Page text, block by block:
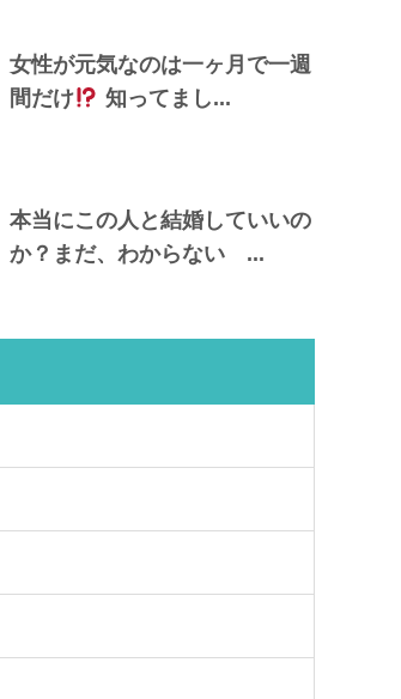
女性が元気なのは一ヶ月で一週
間だけ
知ってまし...
本当にこの人と結婚していいの
か？まだ、わからない ...